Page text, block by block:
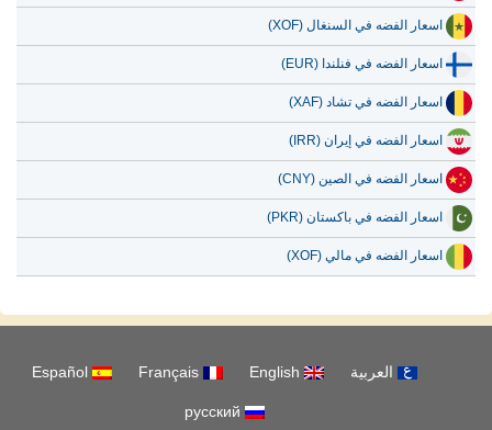
اسعار الفضه في السنغال (XOF)
اسعار الفضه في فنلندا (EUR)
اسعار الفضه في تشاد (XAF)
اسعار الفضه في إيران (IRR)
اسعار الفضه في الصين (CNY)
اسعار الفضه في باكستان (PKR)
اسعار الفضه في مالي (XOF)
العربية Français
Español